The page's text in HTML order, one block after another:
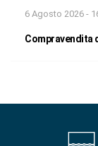
6 Agosto 2026 -
Compravendita